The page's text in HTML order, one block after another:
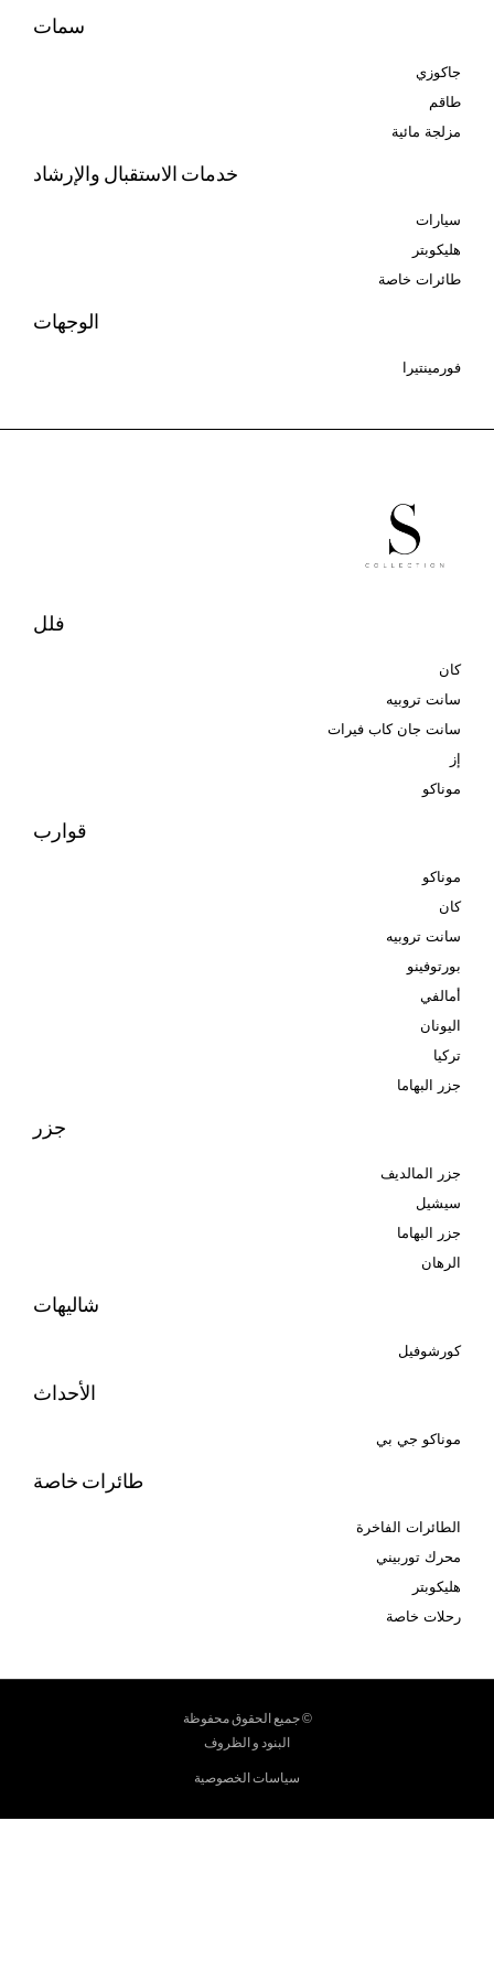
سمات
جاكوزي
طاقم
مزلجة مائية
خدمات الاستقبال والإرشاد
سيارات
هليكوبتر
طائرات خاصة
الوجهات
فورمينتيرا
فلل
كان
سانت تروبيه
سانت جان كاب فيرات
إز
موناكو
قوارب
موناكو
كان
سانت تروبيه
بورتوفينو
أمالفي
اليونان
تركيا
جزر البهاما
جزر
جزر المالديف
سيشيل
جزر البهاما
الرهان
شاليهات
كورشوفيل
الأحداث
موناكو جي بي
طائرات خاصة
الطائرات الفاخرة
محرك توربيني
هليكوبتر
رحلات خاصة
© جميع الحقوق محفوظة
البنود و الظروف
سياسات الخصوصية